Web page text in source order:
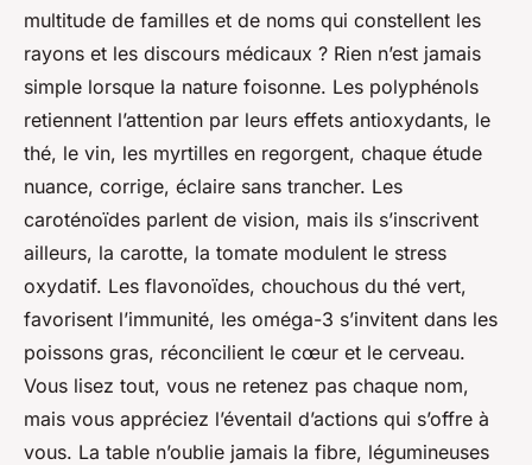
multitude de familles et de noms qui constellent les
rayons et les discours médicaux ? Rien n’est jamais
simple lorsque la nature foisonne. Les polyphénols
retiennent l’attention par leurs effets antioxydants, le
thé, le vin, les myrtilles en regorgent, chaque étude
nuance, corrige, éclaire sans trancher. Les
caroténoïdes parlent de vision, mais ils s’inscrivent
ailleurs, la carotte, la tomate modulent le stress
oxydatif. Les flavonoïdes, chouchous du thé vert,
favorisent l’immunité, les oméga-3 s’invitent dans les
poissons gras, réconcilient le cœur et le cerveau.
Vous lisez tout, vous ne retenez pas chaque nom,
mais vous appréciez l’éventail d’actions qui s’offre à
vous. La table n’oublie jamais la fibre, légumineuses